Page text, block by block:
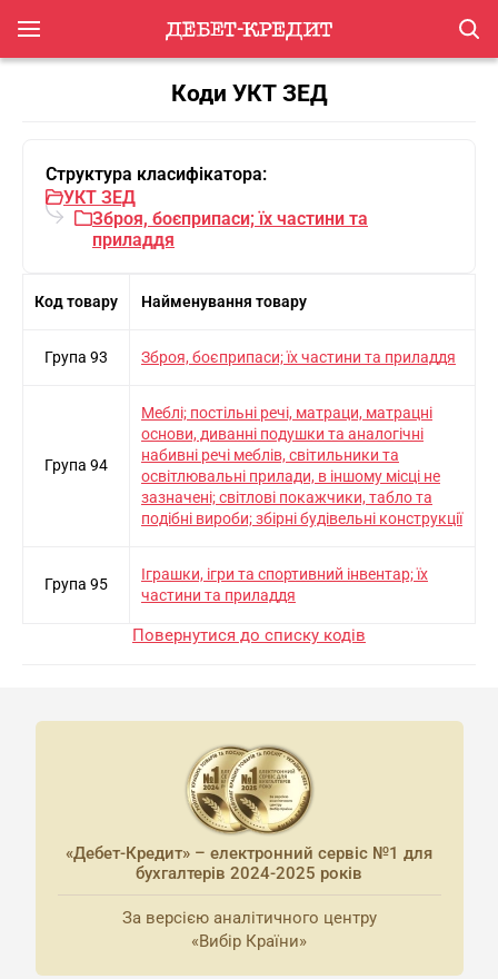
Коди УКТ ЗЕД
Структура класифікатора:
УКТ ЗЕД
Зброя, боєприпаси; їх частини та
приладдя
Код товару Найменування товару
Група 93 Зброя, боєприпаси; їх частини та приладдя
Група 94
Меблi; постiльнi речi, матраци, матрацнi
основи, диваннi подушки та аналогiчнi
набивнi речi меблiв, свiтильники та
освiтлювальнi прилади, в iншому мiсцi не
зазначенi; свiтловi покажчики, табло та
подiбнi вироби; збiрнi будiвельнi конструкцiї
Група 95
Iграшки, iгри та спортивний iнвентар; їх
частини та приладдя
Повернутися до списку кодів
«Дебет-Кредит» – електронний сервіс №1 для
бухгалтерів 2024-2025 років
За версією аналітичного центру
«Вибір Країни»